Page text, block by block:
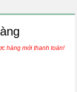
hàng mới thanh toán!